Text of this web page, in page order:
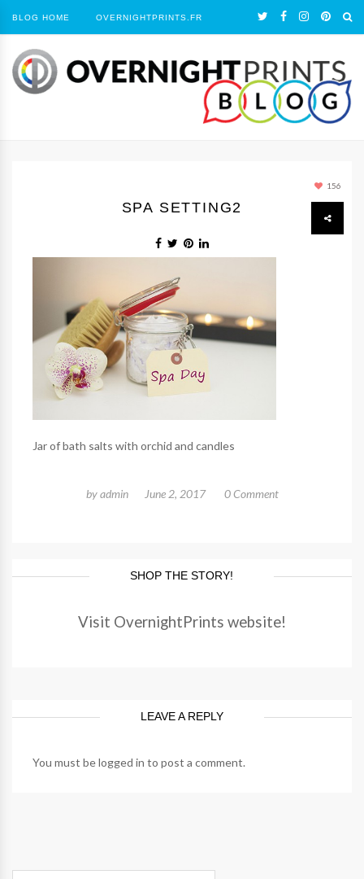
BLOG HOME OVERNIGHTPRINTS.FR
156
SPA SETTING2
Jar of bath salts with orchid and candles
byadmin June 2, 2017 0 Comment
SHOP THE STORY!
Visit OvernightPrints website!
LEAVE A REPLY
You must belogged in to post a comment.